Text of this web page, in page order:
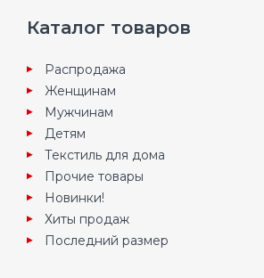
Каталог товаров
Распродажа
Женщинам
Мужчинам
Детям
Текстиль для дома
Прочие товары
Новинки!
Хиты продаж
Последний размер